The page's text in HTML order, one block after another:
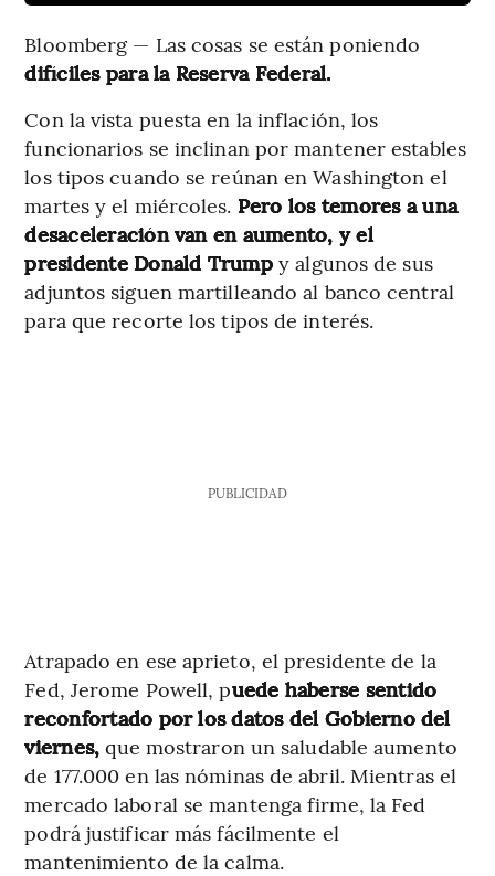
Bloomberg — Las cosas se están poniendo
difíciles para la Reserva Federal.
Con la vista puesta en la inflación, los
funcionarios se inclinan por mantener estables
los tipos cuando se reúnan en Washington el
martes y el miércoles. Pero los temores a una
desaceleración van en aumento, y el
presidente Donald Trumpy algunos de sus
adjuntos siguen martilleando al banco central
para que recorte los tipos de interés.
PUBLICIDAD
Atrapado en ese aprieto, el presidente de la
Fed, Jerome Powell, puede haberse sentido
reconfortado por los datos del Gobierno del
viernes, que mostraron un saludable aumento
de 177.000 en las nóminas de abril. Mientras el
mercado laboral se mantenga firme, la Fed
podrá justificar más fácilmente el
mantenimiento de la calma.